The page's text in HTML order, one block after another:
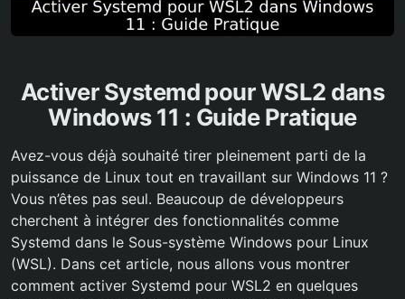
Activer Systemd pour WSL2 dans
Windows 11 : Guide Pratique
Avez-vous déjà souhaité tirer pleinement parti de la
puissance de Linux tout en travaillant sur Windows 11 ?
Vous n’êtes pas seul. Beaucoup de développeurs
cherchent à intégrer des fonctionnalités comme
Systemd dans le Sous-système Windows pour Linux
(WSL). Dans cet article, nous allons vous montrer
comment activer Systemd pour WSL2 en quelques